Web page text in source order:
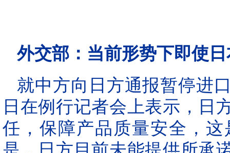
外交部：当前形势下即使
就中方向日方通报暂停进
日在例行记者会上表示，日
任，保障产品质量安全，